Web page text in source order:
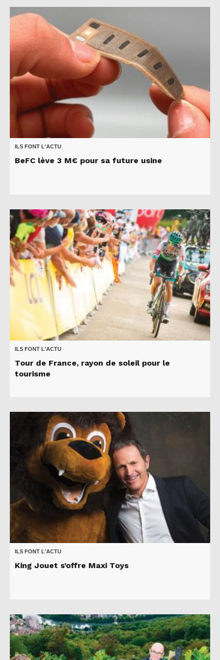
ILS FONT L'ACTU
BeFC lève 3 M€ pour sa future usine
ILS FONT L'ACTU
Tour de France, rayon de soleil pour le
tourisme
ILS FONT L'ACTU
King Jouet s’offre Maxi Toys